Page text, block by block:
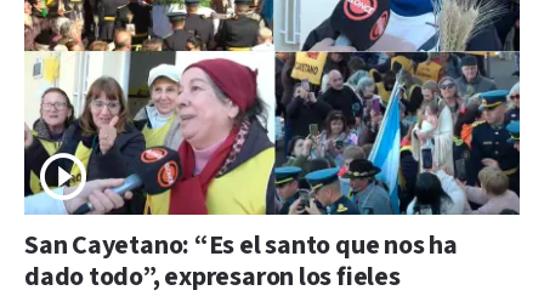
San Cayetano: “Es el santo que nos ha
dado todo”, expresaron los fieles